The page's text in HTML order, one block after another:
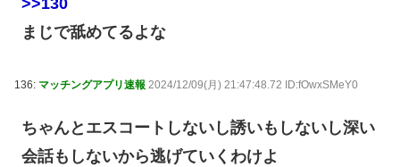
>>130
まじで舐めてるよな
136: マッチングアプリ速報 2024/12/09(月) 21:47:48.72 ID:fOwxSMeY0
ちゃんとエスコートしないし誘いもしないし深い
会話もしないから逃げていくわけよ